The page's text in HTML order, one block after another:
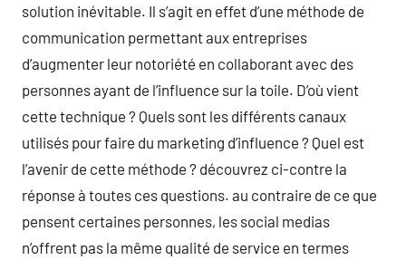
solution inévitable. Il s’agit en effet d’une méthode de
communication permettant aux entreprises
d’augmenter leur notoriété en collaborant avec des
personnes ayant de l’influence sur la toile. D’où vient
cette technique ? Quels sont les différents canaux
utilisés pour faire du marketing d’influence ? Quel est
l’avenir de cette méthode ? découvrez ci-contre la
réponse à toutes ces questions. au contraire de ce que
pensent certaines personnes, les social medias
n’offrent pas la même qualité de service en termes